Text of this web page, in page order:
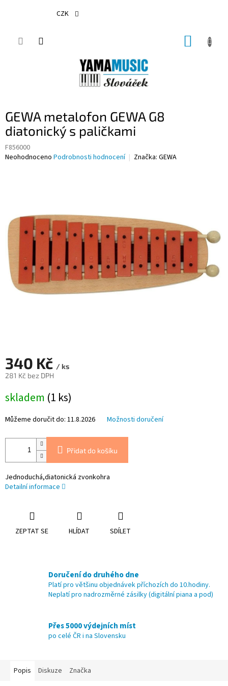
CZK
GEWA metalofon GEWA G8
diatonický s paličkami
F856000
Průměrné
hvězdiček.
Neohodnoceno Podrobnosti hodnocení Značka: GEWA
340 Kč / ks
281 Kč bez DPH
cena:
skladem (1 ks)
Můžeme doručit do: 11.8.2026 Možnosti doručení
Přidat do košíku
Jednoduchá,diatonická zvonkohra
Detailní informace
ZEPTAT SE HLÍDAT SDÍLET
Doručení do druhého dne
Platí pro většinu objednávek příchozích do 10.hodiny.
Neplatí pro nadrozměrné zásilky (digitální piana a pod)
Přes 5000 výdejních míst
po celé ČR i na Slovensku
Popis Diskuze Značka